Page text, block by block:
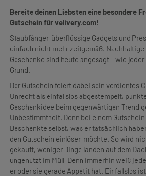
Bereite deinen Liebsten eine besondere
Gutschein für velivery.com!
Staubfänger, überflüssige Gadgets und
einfach nicht mehr zeitgemäß. Nachhaltige
Geschenke sind heute angesagt – wie
Grund.
Der Gutschein feiert dabei sein verdientes
Unrecht als einfallslos abgestempelt,
Geschenkidee beim gegenwärtigen Trend
Unbestimmtheit. Denn bei einem
Beschenkte selbst, was er tatsächlich
den Gutschein einlösen möchte. So wird
gekauft, weniger Dinge landen auf dem
ungenutzt im Müll. Denn immerhin weiß
er oder sie gerade Appetit hat. Einfallslos